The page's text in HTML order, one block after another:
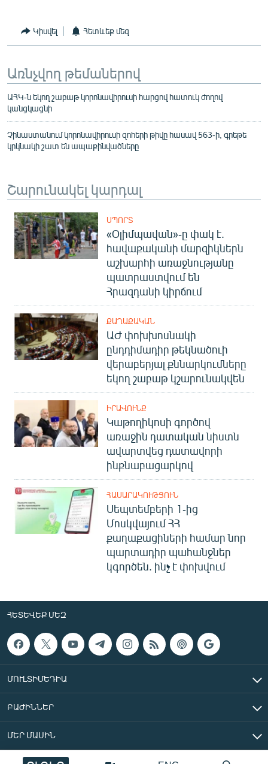
Կիսվել Հետևեք մեզ
Առնչվող թեմաներով
ԱՀԿ-ն եկող շաբաթ կորոնավիրուսի հարցով հատուկ ժողով
կանցկացնի
Չինաստանում կորոնավիրուսի զոհերի թիվը հասավ 563-ի, գրեթե
կրկնակի շատ են ապաքինվածները
Շարունակել կարդալ
ՍՊՈՐՏ
«Օլիմպավան»-ը փակ է.
հավաքականի մարզիկներն
աշխարհի առաջնությանը
պատրաստվում են
Հրազդանի կիրճում
ՔԱՂԱՔԱԿԱՆ
ԱԺ փոխխոսնակի
ընդդիմադիր թեկնածուի
վերաբերյալ քննարկումները
եկող շաբաթ կշարունակվեն
ԻՐԱՎՈՒՆՔ
Կաթողիկոսի գործով
առաջին դատական նիստն
ավարտվեց դատավորի
ինքնաբացարկով
ՀԱՍԱՐԱԿՈՒԹՅՈՒՆ
Սեպտեմբերի 1-ից
Մոսկվայում ՀՀ
քաղաքացիների համար նոր
պարտադիր պահանջներ
կգործեն. ինչ է փոխվում
ՀԵՏԵՎԵՔ ՄԵԶ
ՄՈՒԼՏԻՄԵԴԻԱ
ԲԱԺԻՆՆԵՐ
ՄԵՐ ՄԱՍԻՆ